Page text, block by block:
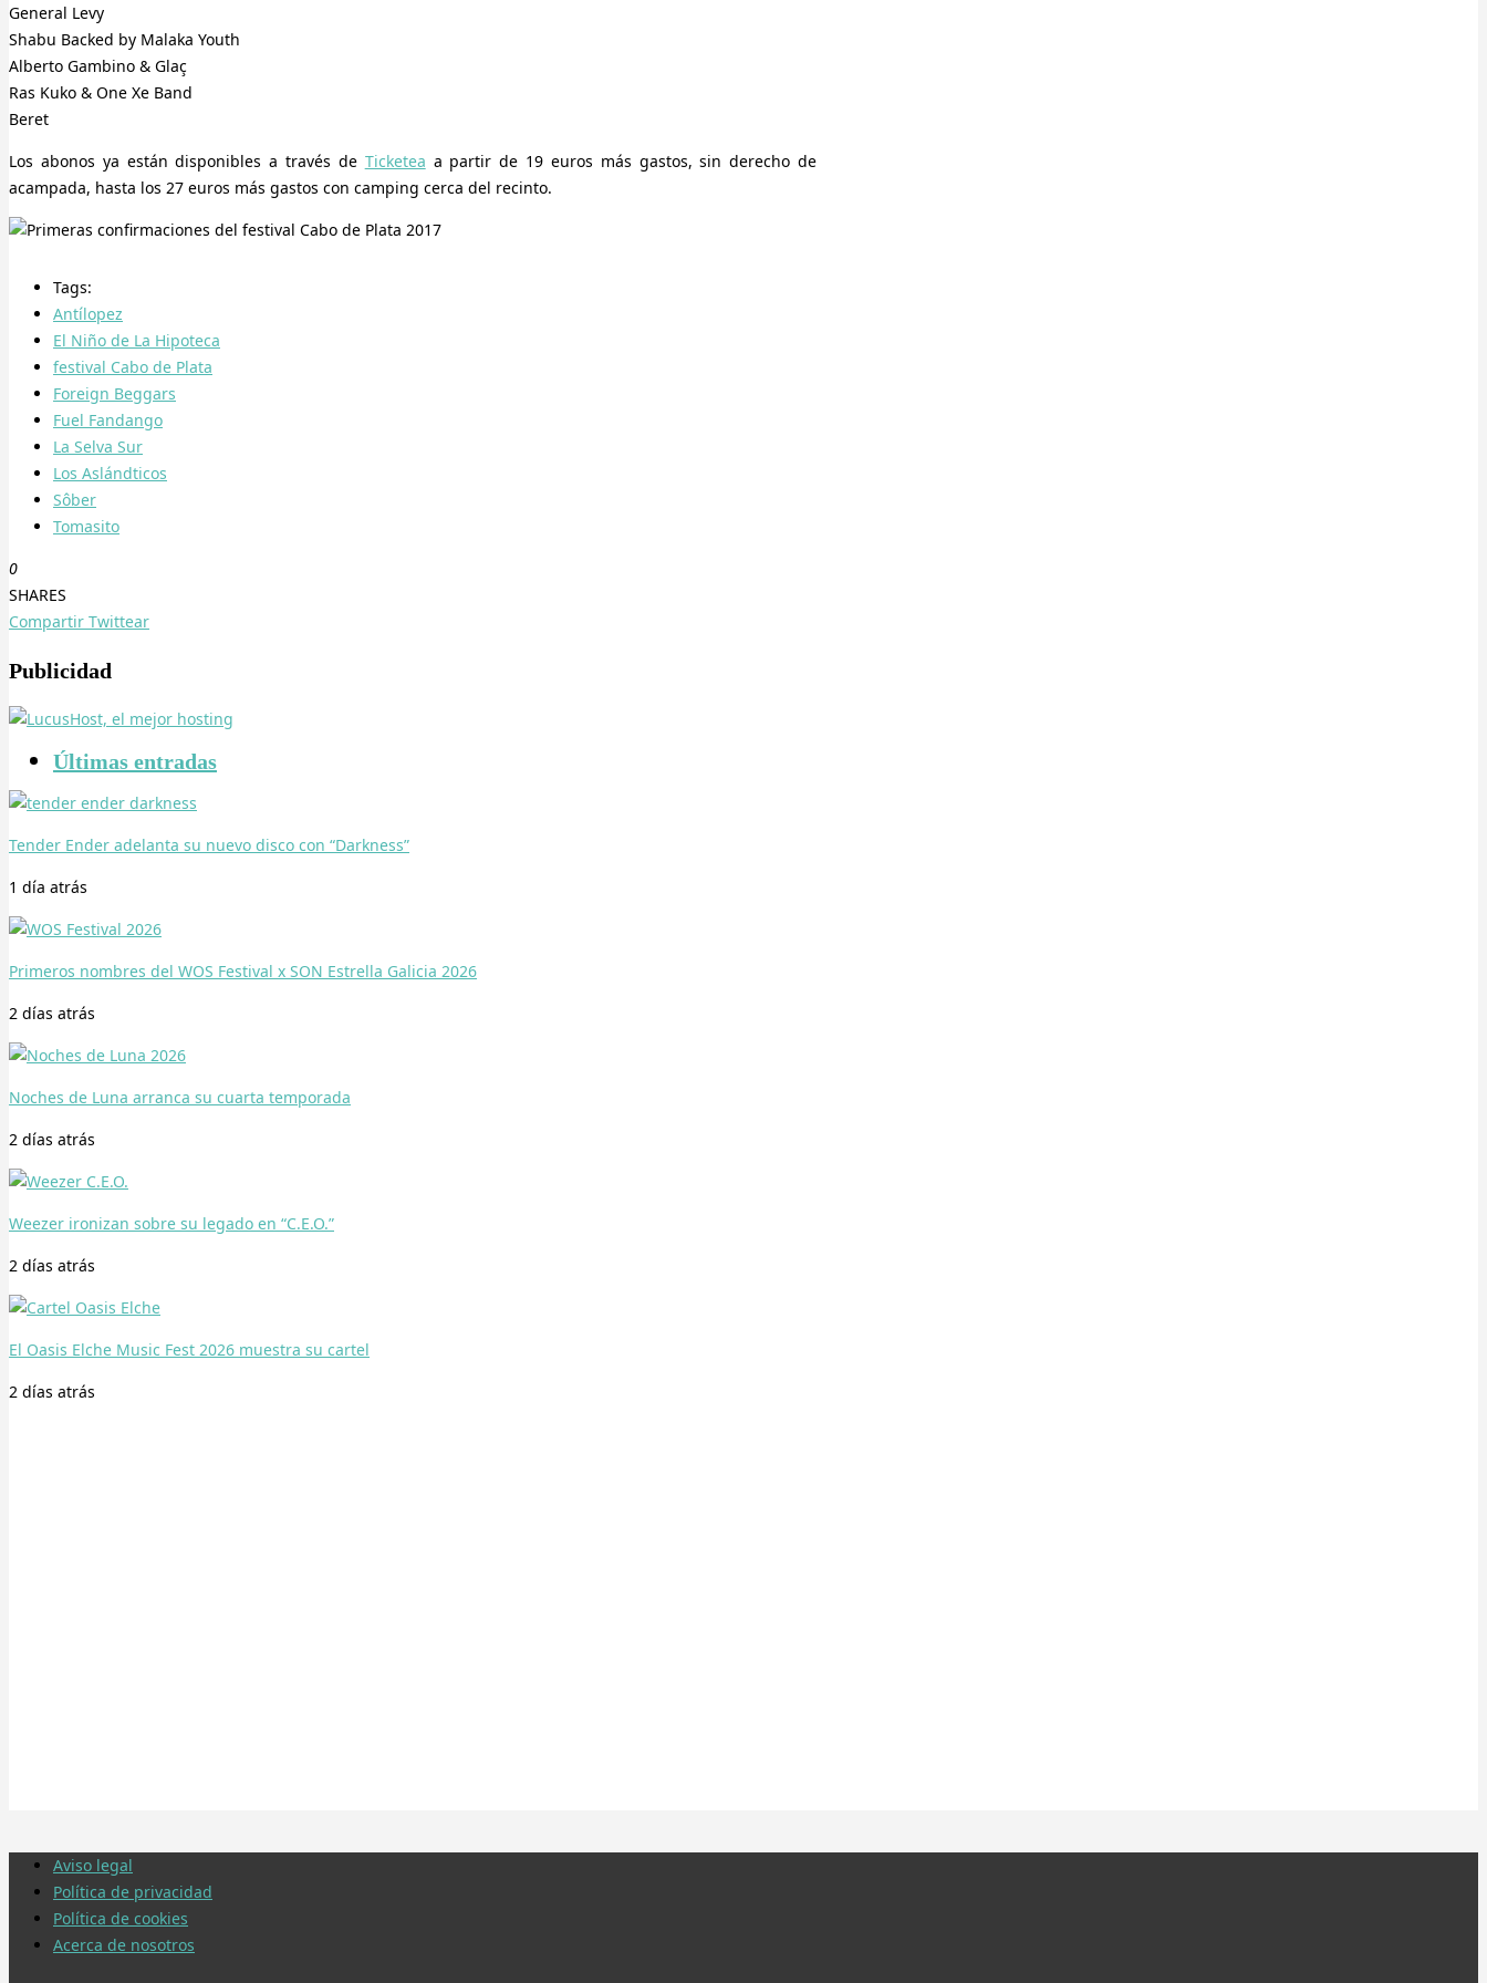
General Levy
Shabu Backed by Malaka Youth
Alberto Gambino & Glaç
Ras Kuko & One Xe Band
Beret
Los abonos ya están disponibles a través de Ticketea a partir de 19 euros más gastos, sin derecho de
acampada, hasta los 27 euros más gastos con camping cerca del recinto.
Tags:
Antílopez
El Niño de La Hipoteca
festival Cabo de Plata
Foreign Beggars
Fuel Fandango
La Selva Sur
Los Aslándticos
Sôber
Tomasito
0
SHARES
Compartir Twittear
Publicidad
Últimas entradas
Tender Ender adelanta su nuevo disco con “Darkness”
1 día atrás
Primeros nombres del WOS Festival x SON Estrella Galicia 2026
2 días atrás
Noches de Luna arranca su cuarta temporada
2 días atrás
Weezer ironizan sobre su legado en “C.E.O.”
2 días atrás
El Oasis Elche Music Fest 2026 muestra su cartel
2 días atrás
Aviso legal
Política de privacidad
Política de cookies
Acerca de nosotros